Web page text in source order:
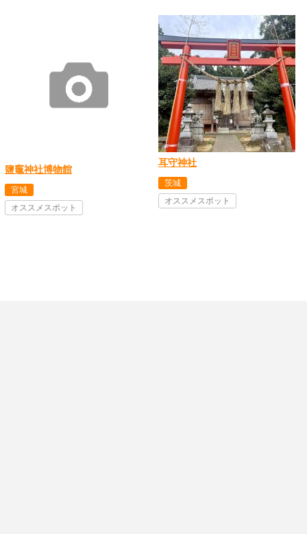
鹽竈神社博物館
宮城
オススメスポット
耳守神社
茨城
オススメスポット